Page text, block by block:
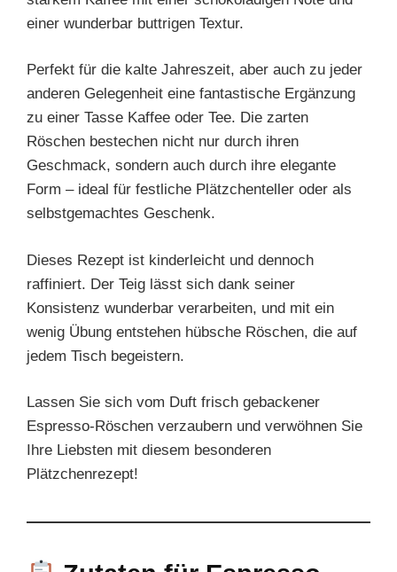
einer wunderbar buttrigen Textur.
Perfekt für die kalte Jahreszeit, aber auch zu jeder
anderen Gelegenheit eine fantastische Ergänzung
zu einer Tasse Kaffee oder Tee. Die zarten
Röschen bestechen nicht nur durch ihren
Geschmack, sondern auch durch ihre elegante
Form – ideal für festliche Plätzchenteller oder als
selbstgemachtes Geschenk.
Dieses Rezept ist kinderleicht und dennoch
raffiniert. Der Teig lässt sich dank seiner
Konsistenz wunderbar verarbeiten, und mit ein
wenig Übung entstehen hübsche Röschen, die auf
jedem Tisch begeistern.
Lassen Sie sich vom Duft frisch gebackener
Espresso-Röschen verzaubern und verwöhnen Sie
Ihre Liebsten mit diesem besonderen
Plätzchenrezept!